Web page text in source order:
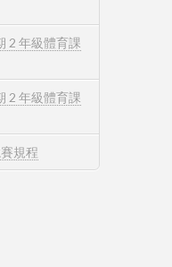
2 年級體育課
2 年級體育課
規程